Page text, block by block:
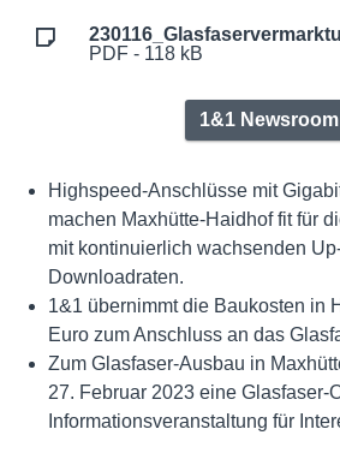
PDF - 118 kB
1&1 Newsroom
Highspeed-Anschlüsse mit
machen Maxhütte-Haidhof fit für
mit kontinuierlich wachsenden
Downloadraten.
1&1 übernimmt die Baukosten in
Euro zum Anschluss an das
Zum Glasfaser-Ausbau in
27. Februar 2023 eine Glasfaser-
Informationsveranstaltung für